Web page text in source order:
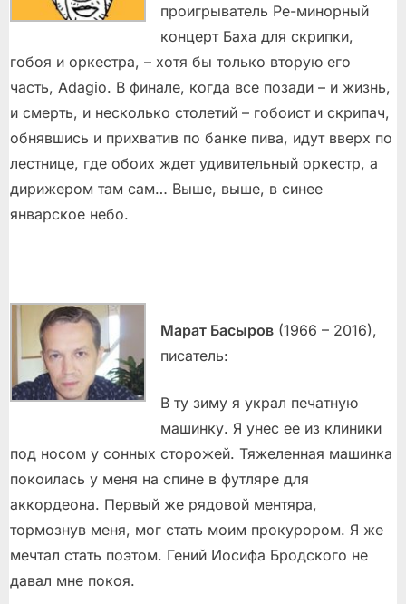
проигрыватель Ре-минорный
концерт Баха для скрипки,
гобоя и оркестра, – хотя бы только вторую его
часть, Adagio. В финале, когда все позади – и жизнь,
и смерть, и несколько столетий – гобоист и скрипач,
обнявшись и прихватив по банке пива, идут вверх по
лестнице, где обоих ждет удивительный оркестр, а
дирижером там сам… Выше, выше, в синее
январское небо.
Марат Басыров (1966 – 2016),
писатель:
В ту зиму я украл печатную
машинку. Я унес ее из клиники
под носом у сонных сторожей. Тяжеленная машинка
покоилась у меня на спине в футляре для
аккордеона. Первый же рядовой ментяра,
тормознув меня, мог стать моим прокурором. Я же
мечтал стать поэтом. Гений Иосифа Бродского не
давал мне покоя.